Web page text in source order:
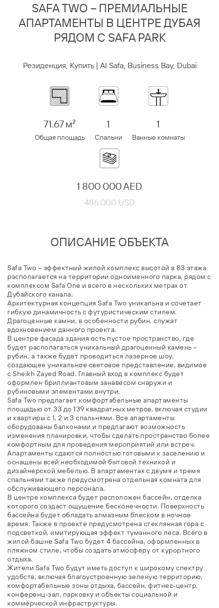
SAFA TWO – ПРЕМИАЛЬНЫЕ
АПАРТАМЕНТЫ В ЦЕНТРЕ ДУБАЯ
РЯДОМ С SAFA PARK
Резиденция, Купить | Al Safa, Business Bay, Dubai
71.67 м²
Общая площадь
1
Спальни
1
Ванные комнаты
1 800 000 AED
486 000 USD
ОПИСАНИЕ ОБЪЕКТА
Safa Two – эффектный жилой комплекс высотой в 83 этажа
располагается на территории одноименного парка, рядом с
комплексом Safa One и всего в нескольких метрах от
Дубайского канала.
Архитектурная концепция Safa Two уникальна и сочетает
гибкую динамичность с футуристическим стилем.
Драгоценные камни, в особенности рубин, служат
вдохновением данного проекта.
В центре фасада здания есть пустое пространство, где
будет располагаться уникальный драгоценный камень –
рубин, а также будет проводиться лазерное шоу,
создающее уникальное световое представление, видимое
с Sheikh Zayed Road. Главный вход в комплекс будет
оформлен бриллиантовым занавесом снаружи и
рубиновыми элементами внутри.
Safa Two предлагает комфортабельные апартаменты
площадью от 33 до 139 квадратных метров, включая студии
и квартиры с 1, 2 и 3 спальнями. Все апартаменты
оборудованы балконами и предлагают возможность
изменения планировки, чтобы сделать пространство более
комфортным для проведения мероприятий или встреч.
Апартаменты сдаются полностью готовыми к заселению и
оснащены всей необходимой бытовой техникой и
дизайнерской мебелью. В апартаментах с двумя и тремя
спальнями также предусмотрена отдельная комната для
обслуживающего персонала.
В центре комплекса будет расположен бассейн, отделка
которого создаст ощущение бесконечности. Поверхность
бассейна будет обладать алмазным блеском в ночное
время. Также в проекте предусмотрена стеклянная гора с
подсветкой, имитирующая эффект туманного леса. Всего в
жилой башне Safa Two будет 4 бассейна, оформленных в
пляжном стиле, чтобы создать атмосферу от курортного
отдыха.
Жители Safa Two будут иметь доступ к широкому спектру
удобств, включая благоустроенную зеленую территорию,
комфортабельные зоны отдыха, бассейн, фитнес-центр,
конференц-зал, парковку и объекты социальной и
коммерческой инфраструктуры.